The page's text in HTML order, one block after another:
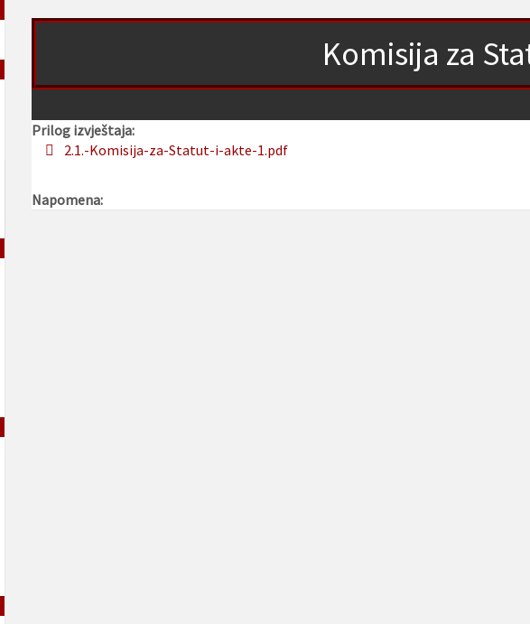
Komisija za
Prilog izvještaja:
2.1.-Komisija-za-Statut-i-akte-1.pdf
Napomena: